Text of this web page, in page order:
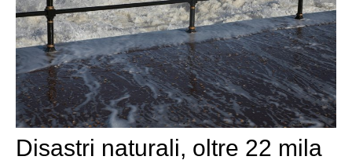
Disastri naturali, oltre 22 mila